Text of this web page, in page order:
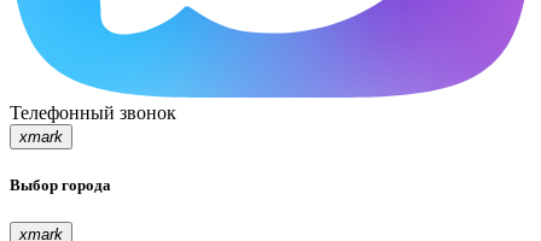
Телефонный звонок
xmark
Выбор города
xmark